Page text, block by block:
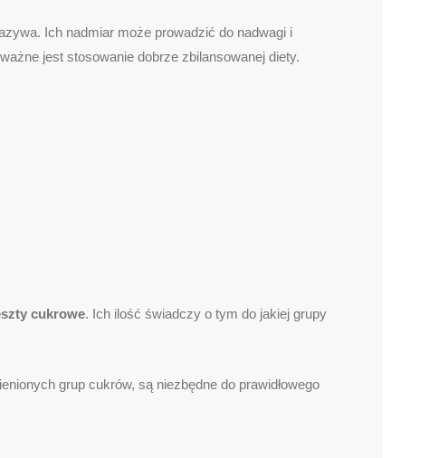
Ich nadmiar może prowadzić do nadwagi i
jest stosowanie dobrze zbilansowanej diety.
cukrowe. Ich ilość świadczy o tym do jakiej grupy
grup cukrów, są niezbędne do prawidłowego